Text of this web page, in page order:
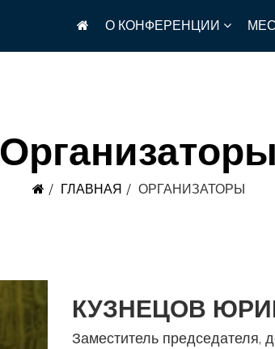
О КОНФЕРЕНЦИИ
Организаторы
ГЛАВНАЯ ОРГАНИЗАТОРЫ
КУЗНЕЦОВ
Заместитель председателя,